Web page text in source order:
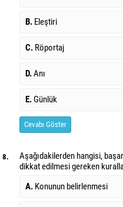
B. Eleştiri
C. Röportaj
D.Anı
E.Günlük
Cevabı Göster
8.
Aşağıdakilerden hangisi,
dikkat edilmesi gereken
A. Konunun belirlenmesi